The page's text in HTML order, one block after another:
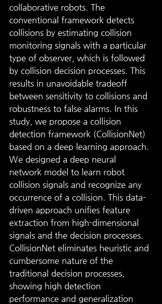
collaborative robots. The
conventional framework detects
collisions by estimating collision
monitoring signals with a particular
type of observer, which is followed
by collision decision processes. This
results in unavoidable tradeoff
between sensitivity to collisions and
robustness to false alarms. In this
study, we propose a collision
detection framework (CollisionNet)
based on a deep learning approach.
We designed a deep neural
network model to learn robot
collision signals and recognize any
occurrence of a collision. This data-
driven approach unifies feature
extraction from high-dimensional
signals and the decision processes.
CollisionNet eliminates heuristic and
cumbersome nature of the
traditional decision processes,
showing high detection
performance and generalization